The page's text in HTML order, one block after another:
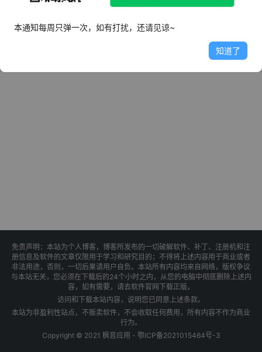
免责声明：本站为个人博客，博客所发布的一切破解软件、补丁、注册机和注
册信息及软件的文章仅限用于学习和研究目的；不得将上述内容用于商业或者
非法用途，否则，一切后果请用户自负。本站所有内容均来自网络，版权争议
与本站无关，您必须在下载后的24个小时之内，从您的电脑中彻底删除上述内
容，如有需要，请去软件官网下载正版。
访问和下载本站内容，说明您已同意上述条款。
本站为非盈利性站点，不贩卖软件，不会收取任何费用，所有内容不作为商业
行为。
Copyright © 2021 枫音应用 - 鄂ICP备2021015464号-3
本通知每周只弹一次，如有打扰，还请见谅~
知道了